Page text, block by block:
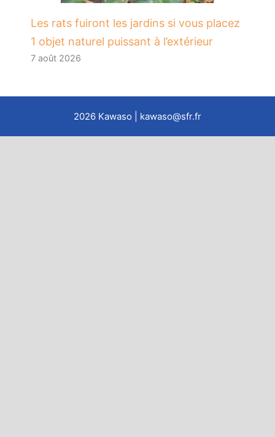
Les rats fuiront les jardins si vous placez
1 objet naturel puissant à l’extérieur
7 août 2026
2026 Kawaso | kawaso@sfr.fr